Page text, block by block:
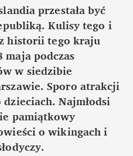
przestała być
Kulisy tego i
historii tego kraju
maja podczas
w siedzibie
Sporo atrakcji
Najmłodsi
pamiątkowy
o wikingach i